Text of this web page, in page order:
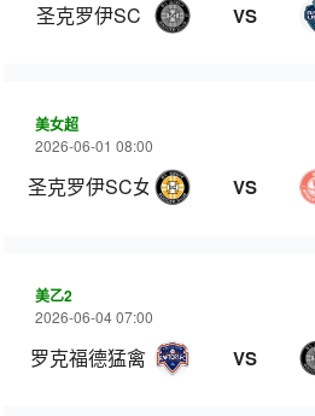
圣克罗伊SC VS
美女超
2026-06-01 08:00
圣克罗伊SC女足 VS
美乙2
2026-06-04 07:00
罗克福德猛禽 VS